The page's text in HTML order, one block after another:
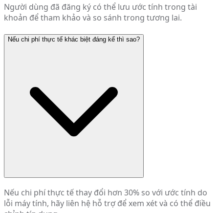
Người dùng đã đăng ký có thể lưu ước tính trong tài
khoản để tham khảo và so sánh trong tương lai.
Nếu chi phí thực tế khác biệt đáng kể thì sao?
Nếu chi phí thực tế thay đổi hơn 30% so với ước tính do
lỗi máy tính, hãy liên hệ hỗ trợ để xem xét và có thể điều